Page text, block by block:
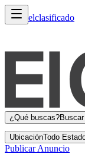
elclasificado
¿Qué buscas?
UbicaciónTodo
Publicar Anuncio